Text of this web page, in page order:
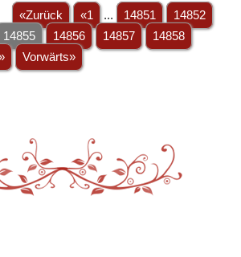
«Zurück «1 ... 14851
14852
14855 14856 14857
14858
Vorwärts»